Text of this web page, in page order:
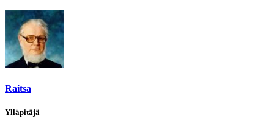
Raitsa
Ylläpitäjä